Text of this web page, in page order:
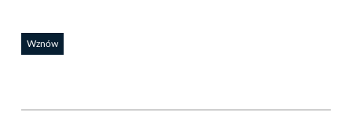
Wznów